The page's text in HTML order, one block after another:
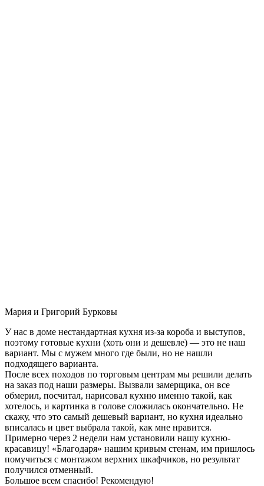
Мария и Григорий Бурковы
У нас в доме нестандартная кухня из-за короба и выступов,
поэтому готовые кухни (хоть они и дешевле) — это не наш
вариант. Мы с мужем много где были, но не нашли
подходящего варианта.
После всех походов по торговым центрам мы решили делать
на заказ под наши размеры. Вызвали замерщика, он все
обмерил, посчитал, нарисовал кухню именно такой, как
хотелось, и картинка в голове сложилась окончательно. Не
скажу, что это самый дешевый вариант, но кухня идеально
вписалась и цвет выбрала такой, как мне нравится.
Примерно через 2 недели нам установили нашу кухню-
красавицу! «Благодаря» нашим кривым стенам, им пришлось
помучиться с монтажом верхних шкафчиков, но результат
получился отменный.
Большое всем спасибо! Рекомендую!